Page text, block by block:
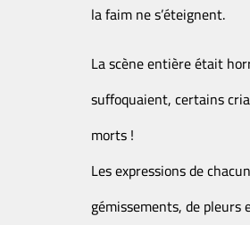
la faim ne s’éteignent.
La scène entière était
suffoquaient, certains
morts !
Les expressions de
gémissements, de